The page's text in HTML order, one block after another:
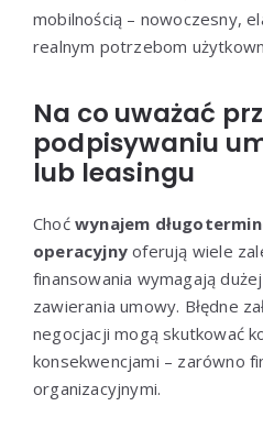
mobilnością – nowoczesny,
realnym potrzebom
Na co uważać
podpisywaniu
lub leasingu
Choć wynajem
operacyjny oferują wiele
finansowania wymagają
zawierania umowy. Błędne
negocjacji mogą skutkować
konsekwencjami – zarówno
organizacyjnymi.